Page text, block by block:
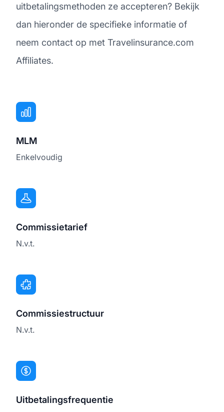
uitbetalingsmethoden ze accepteren? Bekijk
dan hieronder de specifieke informatie of
neem contact op met Travelinsurance.com
Affiliates.
MLM
Enkelvoudig
Commissietarief
N.v.t.
Commissiestructuur
N.v.t.
Uitbetalingsfrequentie